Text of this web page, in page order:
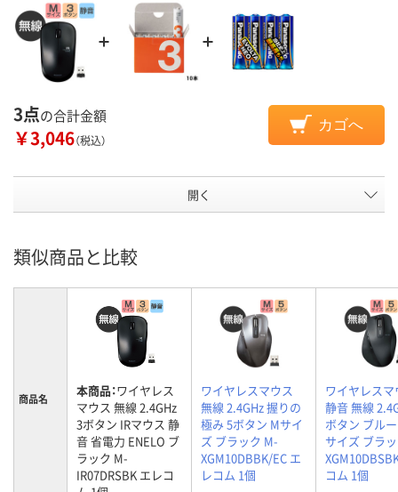
3点の合計金額
￥3,046（税込）
カゴへ
開く
類似商品と比較
商品名 本商品：ワイヤレス
マウス 無線 2.4GHz
3ボタン IRマウス 静
音 省電力 ENELO ブ
ラック M-
IR07DRSBK エレコ
ワイヤレスマウス
無線 2.4GHz 握りの
極み 5ボタン Mサイ
ズ ブラック M-
XGM10DBBK/EC エ
レコム 1個
ワイヤレスマ
静音 無線
ボタン ブル
サイズ ブラ
コム 1個